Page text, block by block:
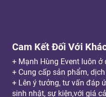
Cam Kết Đối Với
+ Mạnh Hùng Event luôn
+ Cung cấp sản phẩm,
+ Lên ý tưởng, tư vấn đáp
sinh nhật, sự kiện,với giá